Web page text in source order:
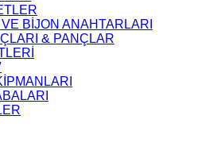
BİJON ANAHTARLARI
& PANÇLAR